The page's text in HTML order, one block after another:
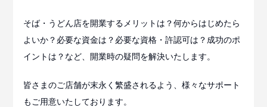
そば・うどん店を開業するメリットは？何からはじめたら
よいか？必要な資金は？必要な資格・許認可は？成功のポ
イントは？など、開業時の疑問を解決いたします。
皆さまのご店舗が末永く繁盛されるよう、様々なサポート
もご用意いたしております。